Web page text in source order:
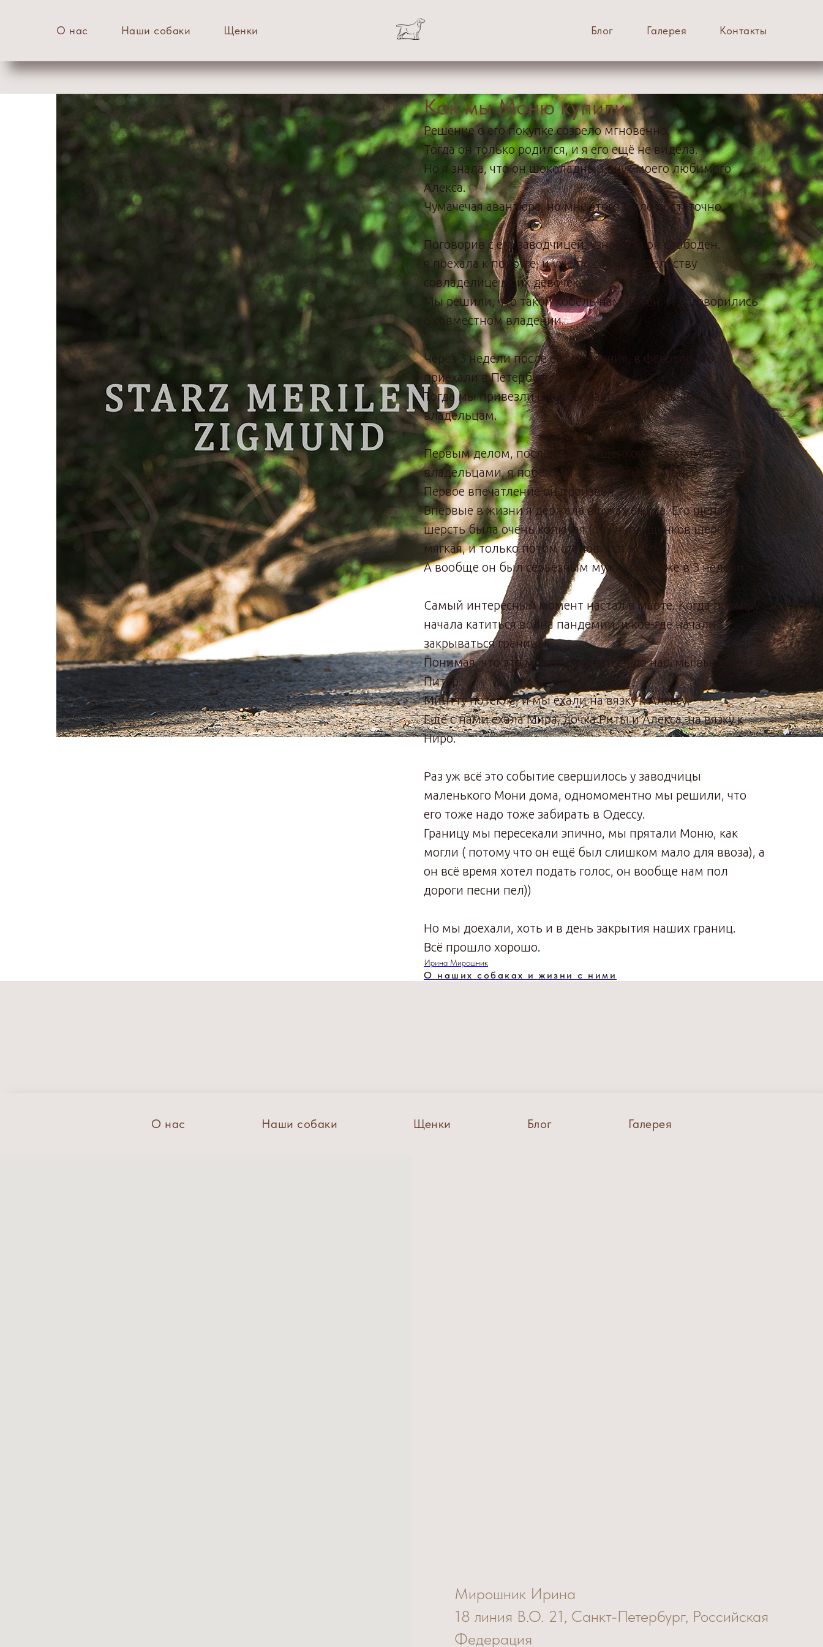
О нас Наши собаки Щенки Блог Галерея Контакты
Как мы Моню купили.
Решение о его покупке созрело мгновенно.
Тогда он только родился, и я его ещё не видела.
Но я знала, что он шоколадный внук моего любимого
Алекса.
Чумачечая авантюра, но мне этого было достаточно.
Поговорив с его заводчицей, узнав что он свободен.
я поехала к подруге, и уже по совместительству
совладелице моих девочек.
Мы решили, что такой кобель нам нужен. И договорились
о совместном владении.
Через 3 недели после его рождения, в феврале, мы
приехали в Петербург.
Тогда мы привезли щенков Маргоши их новым
владельцам.
Первым делом, после раздачи щенков, и знакомства с их
владельцами, я побежала знакомиться с Моней.
Первое впечатление он произвёл.
Впервые в жизни я держала в руках ёжика. Его щенячья
шерсть была очень колючая (обычно у щенков шерсть
мягкая, и только потом становится жёстче) .
А вообще он был серьёзным мужиком, даже в 3 недели.
Самый интересный момент настал в марте. Когда по миру
начала катиться волна пандемии, и кое-где начали
закрываться границы.
Понимая, что это может докатиться до нас, мы вылетаем в
Питер.
Минтту потекла, и мы ехали на вязку к Алексу.
Ещё с нами ехала Мира, дочка Риты и Алекса, на вязку к
Ниро.
Раз уж всё это событие свершилось у заводчицы
маленького Мони дома, одномоментно мы решили, что
его тоже надо тоже забирать в Одессу.
Границу мы пересекали эпично, мы прятали Моню, как
могли ( потому что он ещё был слишком мало для ввоза), а
он всё время хотел подать голос, он вообще нам пол
дороги песни пел))
Но мы доехали, хоть и в день закрытия наших границ.
Всё прошло хорошо.
Ирина Мирошник
О наших собаках и жизни с ними
О нас Наши собаки Щенки Блог Галерея
Мирошник Ирина
18 линия В.О. 21, Санкт-Петербург, Российская
Федерация